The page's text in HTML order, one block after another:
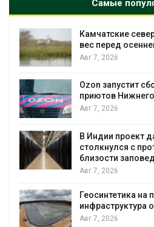
Самые
Камчатские
вес перед
Авг 7, 2026
Ozon запустит
приютов
Авг 7, 2026
В Индии проект
столкнулся с
близости
Авг 7, 2026
Геосинтетика на
инфраструктура
Авг 7, 2026